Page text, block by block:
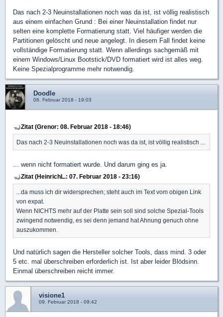
Das nach 2-3 Neuinstallationen noch was da ist, ist völlig realistisch
aus einem einfachen Grund : Bei einer Neuinstallation findet nur
selten eine komplette Formatierung statt. Viel häufiger werden die
Partitionen gelöscht und neue angelegt. In diesem Fall findet keine
vollständige Formatierung statt. Wenn allerdings sachgemäß mit
einem Windows/Linux Bootstick/DVD formatiert wird ist alles weg.
Keine Spezialprogramme mehr notwendig.
Doodle
08. Februar 2018 - 19:03
Zitat (Grenor: 08. Februar 2018 - 18:46)
Das nach 2-3 Neuinstallationen noch was da ist, ist völlig realistisch ...
... wenn nicht formatiert wurde. Und darum ging es ja.
Zitat (HeinrichL.: 07. Februar 2018 - 23:16)
...da muss ich dir widersprechen; steht auch im Text vom obigen Link
von expat.
Wenn NICHTS mehr auf der Platte sein soll sind solche Spezial-Tools
zwingend notwendig, es sei denn jemand hat Ahnung genuch ohne
auszukommen.
Und natürlich sagen die Hersteller solcher Tools, dass mind. 3 oder
5 etc. mal überschreiben erforderlich ist. Ist aber leider Blödsinn.
Einmal überschreiben reicht immer.
visione1
09. Februar 2018 - 09:42